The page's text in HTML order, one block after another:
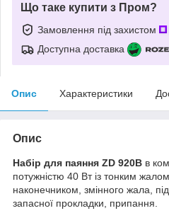
Що таке купити з Пром?
Замовлення під захистом
Доступна доставка
Опис Характеристики
Опис
Набір для паяння ZD 920B в
потужністю 40 Вт із тонким
наконечником, змінного жала,
запасної прокладки, припання.